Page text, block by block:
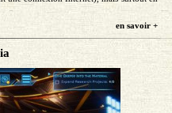
en savoir +